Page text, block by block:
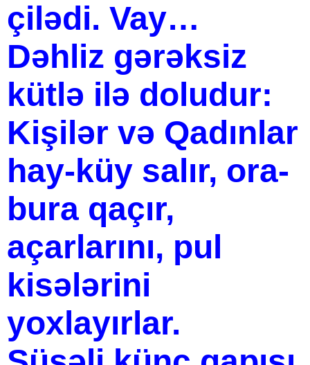
çilədi. Vay…
Dəhliz gərəksiz
kütlə ilə doludur:
Kişilər və Qadınlar
hay-küy salır, ora-
bura qaçır,
açarlarını, pul
kisələrini
yoxlayırlar.